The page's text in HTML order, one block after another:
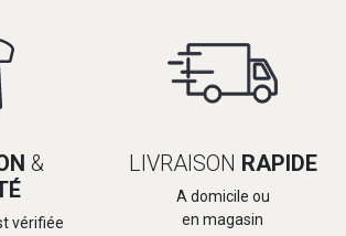
&
vérifiée
LIVRAISON RAPIDE
A domicile ou
en magasin